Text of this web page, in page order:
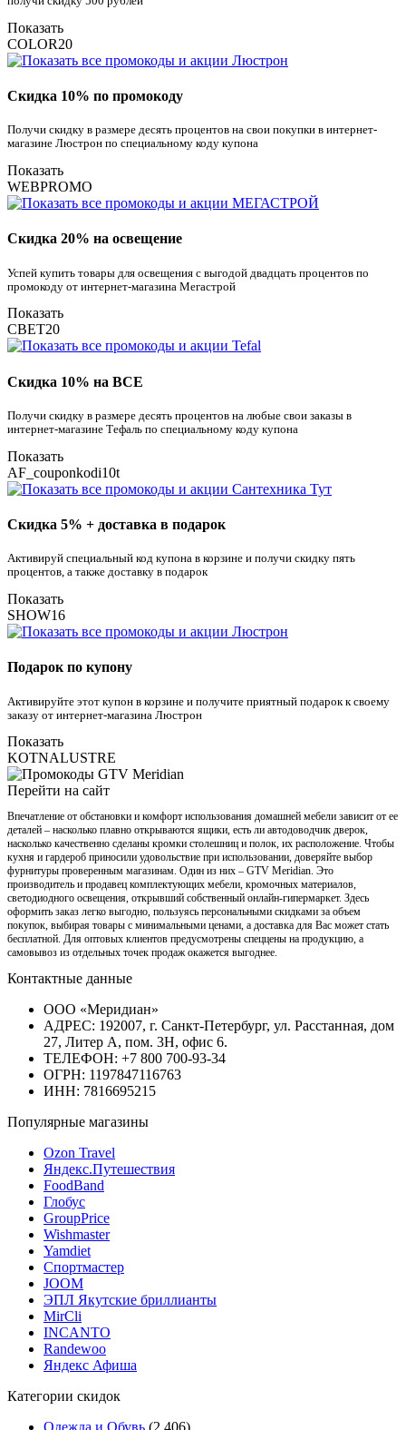
Показать
COLOR20
Скидка 10% по промокоду
Получи скидку в размере десять процентов на свои покупки в интернет-
магазине Люстрон по специальному коду купона
Показать
WEBPROMO
Скидка 20% на освещение
Успей купить товары для освещения с выгодой двадцать процентов по
промокоду от интернет-магазина Мегастрой
Показать
СВЕТ20
Скидка 10% на ВСЕ
Получи скидку в размере десять процентов на любые свои заказы в
интернет-магазине Тефаль по специальному коду купона
Показать
AF_couponkodi10t
Скидка 5% + доставка в подарок
Активируй специальный код купона в корзине и получи скидку пять
процентов, а также доставку в подарок
Показать
SHOW16
Подарок по купону
Активируйте этот купон в корзине и получите приятный подарок к своему
заказу от интернет-магазина Люстрон
Показать
KOTNALUSTRE
Перейти на сайт
Впечатление от обстановки и комфорт использования домашней мебели зависит от ее
деталей – насколько плавно открываются ящики, есть ли автодоводчик дверок,
насколько качественно сделаны кромки столешниц и полок, их расположение. Чтобы
кухня и гардероб приносили удовольствие при использовании, доверяйте выбор
фурнитуры проверенным магазинам. Один из них – GTV Meridian. Это
производитель и продавец комплектующих мебели, кромочных материалов,
светодиодного освещения, открывший собственный онлайн-гипермаркет. Здесь
оформить заказ легко выгодно, пользуясь персональными скидками за объем
покупок, выбирая товары с минимальными ценами, а доставка для Вас может стать
бесплатной. Для оптовых клиентов предусмотрены спеццены на продукцию, а
самовывоз из отдельных точек продаж окажется выгоднее.
Контактные данные
ООО «Меридиан»
АДРЕС: 192007, г. Санкт-Петербург, ул. Расстанная, дом
27, Литер А, пом. 3Н, офис 6.
ТЕЛЕФОН: +7 800 700-93-34
ОГРН: 1197847116763
ИНН: 7816695215
Популярные магазины
Ozon Travel
Яндекс.Путешествия
FoodBand
Глобус
GroupPrice
Wishmaster
Yamdiet
Спортмастер
JOOM
ЭПЛ Якутские бриллианты
MirCli
INCANTO
Randewoo
Яндекс Афиша
Категории скидок